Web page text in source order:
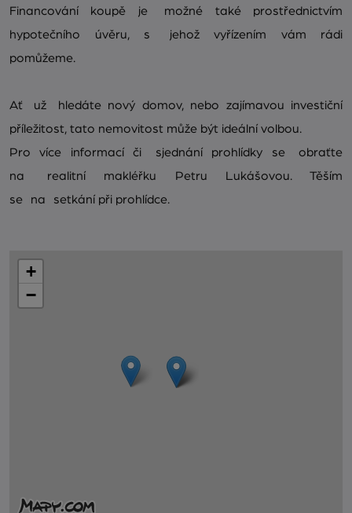
Financování koupě je možné také prostřednictvím
hypotečního úvěru, s jehož vyřízením vám rádi
pomůžeme.
Ať už hledáte nový domov, nebo zajímavou investiční
příležitost, tato nemovitost může být ideální volbou.
Pro více informací či sjednání prohlídky se obraťte
na realitní makléřku Petru Lukášovou. Těším
se na setkání při prohlídce.
+
−